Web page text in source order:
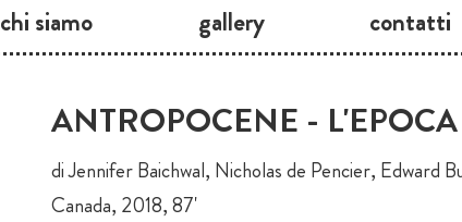
chi siamo gallery contatti
ANTROPOCENE -
di Jennifer Baichwal, Nicholas de Pencier, Edward
Canada, 2018, 87'